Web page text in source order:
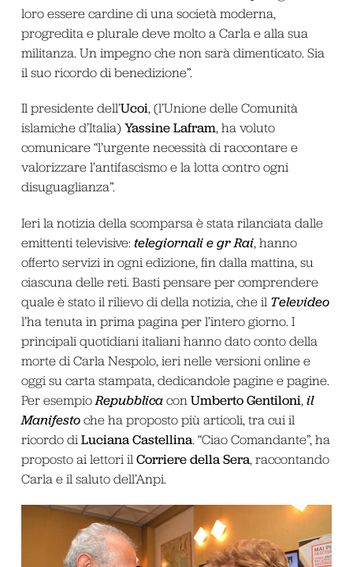
loro essere cardine di una società moderna,
progredita e plurale deve molto a Carla e alla sua
militanza. Un impegno che non sarà dimenticato. Sia
il suo ricordo di benedizione”.
Il presidente dell’Ucoi, (l’Unione delle Comunità
islamiche d’Italia) Yassine Lafram, ha voluto
comunicare “l’urgente necessità di raccontare e
valorizzare l’antifascismo e la lotta contro ogni
disuguaglianza”.
Ieri la notizia della scomparsa è stata rilanciata dalle
emittenti televisive: telegiornali e gr Rai, hanno
offerto servizi in ogni edizione, fin dalla mattina, su
ciascuna delle reti. Basti pensare per comprendere
quale è stato il rilievo di della notizia, che il Televideo
l’ha tenuta in prima pagina per l’intero giorno. I
principali quotidiani italiani hanno dato conto della
morte di Carla Nespolo, ieri nelle versioni online e
oggi su carta stampata, dedicandole pagine e pagine.
Per esempioRepubblicacon Umberto Gentiloni, il
Manifesto che ha proposto più articoli, tra cui il
ricordo diLuciana Castellina. “Ciao Comandante”, ha
proposto ai lettori il Corriere della Sera, raccontando
Carla e il saluto dell’Anpi.